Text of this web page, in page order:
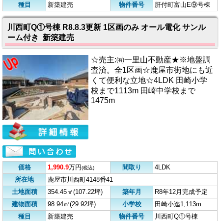
種目
新築建売 物件番号 肝付町富山E⑨号棟
川西町Q①号棟 R8.8.3更新 1区画のみ オール電化 サンル
ーム付き 新築建売
☆売主:㈲一里山不動産★※地盤調
査済。全1区画☆鹿屋市街地にも近
くて便利な立地☆4LDK 田崎小学
校まで1113m 田崎中学校まで
1475m
価格 1,990.9万円(税込) 間取り
4LDK
所在地
鹿屋市川西町4148番41
土地面積
354.45㎡(107.22坪) 築年月
R8年12月完成予定
建物面積
98.94㎡(29.92坪) 小学校
田崎小迄1,113m
種目
新築建売 物件番号 川西町Q①号棟